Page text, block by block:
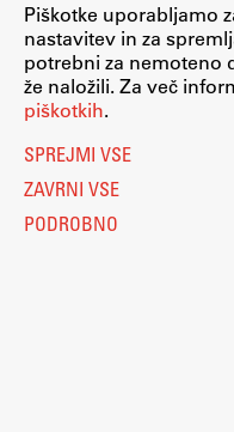
Piškotke uporabljamo
nastavitev in za
potrebni za nemoteno
že naložili. Za več
piškotkih.
SPREJMI VSE
ZAVRNI VSE
PODROBNO